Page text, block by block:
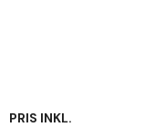
PRIS INKL.